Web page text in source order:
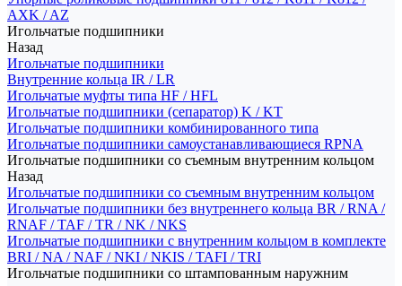
AXK / AZ
Игольчатые подшипники
Назад
Игольчатые подшипники
Внутренние кольца IR / LR
Игольчатые муфты типа HF / HFL
Игольчатые подшипники (сепаратор) K / KT
Игольчатые подшипники комбинированного типа
Игольчатые подшипники самоустанавливающиеся RPNA
Игольчатые подшипники со съемным внутренним кольцом
Назад
Игольчатые подшипники со съемным внутренним кольцом
Игольчатые подшипники без внутреннего кольца BR / RNA /
RNAF / TAF / TR / NK / NKS
Игольчатые подшипники с внутренним кольцом в комплекте
BRI / NA / NAF / NKI / NKIS / TAFI / TRI
Игольчатые подшипники со штампованным наружним